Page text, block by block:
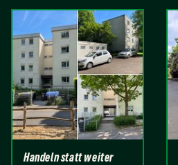
Handeln statt weiter